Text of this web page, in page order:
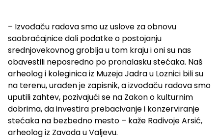
– Izvođaču radova smo uz uslove za obnovu
saobraćajnice dali podatke o postojanju
srednjovekovnog groblja u tom kraju i oni su nas
obavestili neposredno po pronalasku stećaka. Naš
arheolog i koleginica iz Muzeja Jadra u Loznici bili su
na terenu, urađen je zapisnik, a izvođaču radova smo
uputili zahtev, pozivajući se na Zakon o kulturnim
dobrima, da investira prebacivanje i konzerviranje
stećaka na bezbedno mesto – kaže Radivoje Arsić,
arheolog iz Zavoda u Valjevu.